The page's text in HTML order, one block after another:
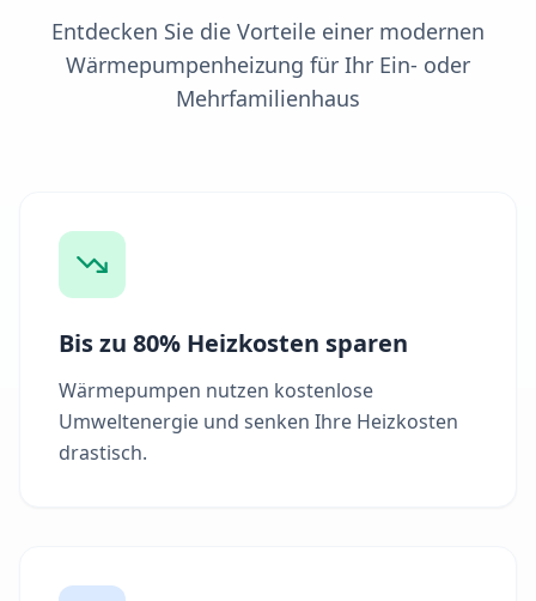
Entdecken Sie die Vorteile einer modernen
Wärmepumpenheizung für Ihr Ein- oder
Mehrfamilienhaus
Bis zu 80% Heizkosten sparen
Wärmepumpen nutzen kostenlose
Umweltenergie und senken Ihre Heizkosten
drastisch.